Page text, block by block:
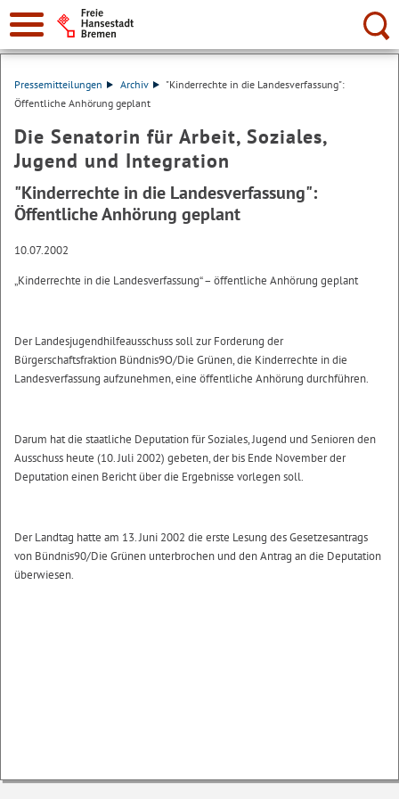
Suche:
Pressemitteilungen Archiv
"Kinderrechte in die Landesverfassung":
Öffentliche Anhörung geplant
Die Senatorin für Arbeit, Soziales,
Jugend und Integration
"Kinderrechte in die Landesverfassung":
Öffentliche Anhörung geplant
10.07.2002
„Kinderrechte in die Landesverfassung“ – öffentliche Anhörung geplant
Der Landesjugendhilfeausschuss soll zur Forderung der
Bürgerschaftsfraktion Bündnis9O/Die Grünen, die Kinderrechte in die
Landesverfassung aufzunehmen, eine öffentliche Anhörung durchführen.
Darum hat die staatliche Deputation für Soziales, Jugend und Senioren den
Ausschuss heute (10. Juli 2002) gebeten, der bis Ende November der
Deputation einen Bericht über die Ergebnisse vorlegen soll.
Der Landtag hatte am 13. Juni 2002 die erste Lesung des Gesetzesantrags
von Bündnis90/Die Grünen unterbrochen und den Antrag an die Deputation
überwiesen.